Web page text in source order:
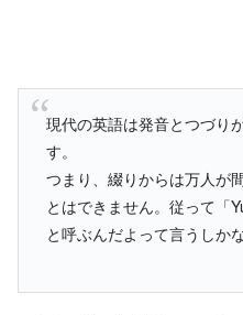
現代の英語は発音とつづり
す。
つまり、綴りからは万人が
とはできません。従って「
と呼ぶんだよって言うしか